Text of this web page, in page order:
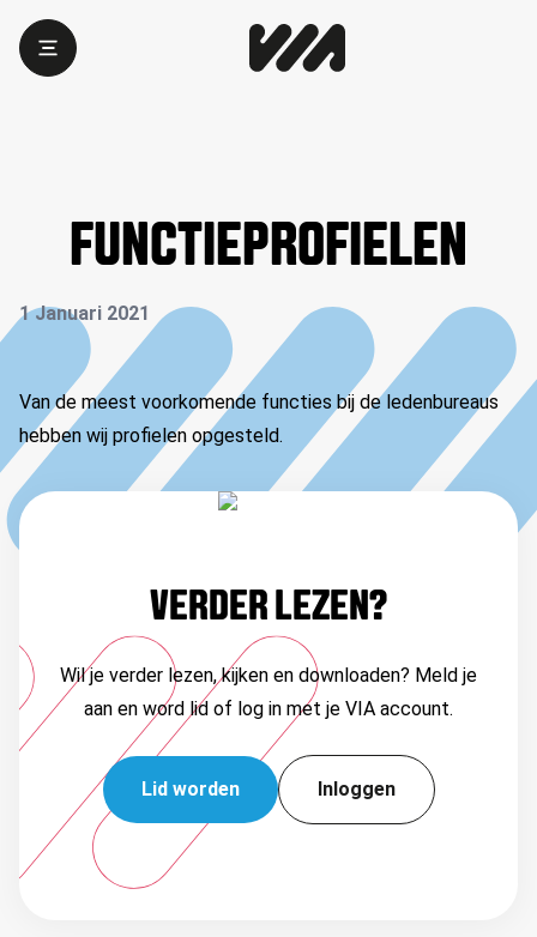
FUNCTIEPROFIELEN
1 Januari 2021
Van de meest voorkomende functies bij de ledenbureaus
hebben wij profielen opgesteld.
VERDER LEZEN?
Wil je verder lezen, kijken en downloaden? Meld je
aan en word lid of log in met je VIA account.
Lid worden Inloggen